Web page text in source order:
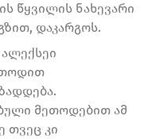
წყვილის ნახევარი
დაკარგოს.
მეთოდებით ამ
თვეც კი